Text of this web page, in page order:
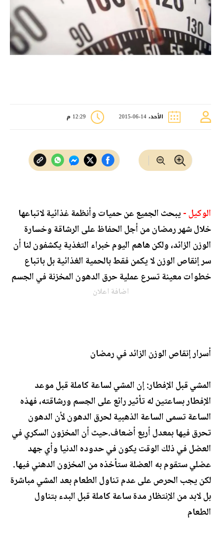
الأحد، 14-06-2015 12:29 م
الوكيل -يبحث الجميع عن حميات وأنظمة غذائية لاتباعها
خلال شهر رمضان من أجل الحفاظ على الرشاقة وخسارة
الوزن الزائد، ولكن هاهم اليوم خبراء التغذية يكشفون لنا أن
سر إنقاص الوزن لا يكمن فقط بالحمية الغذائية بل باتباع
خطوات معينة تسرع عملية حرق الدهون المخزنة في الجسم
اضافة اعلان
أسرار إنقاص الوزن الزائد في رمضان
المشي قبل الإفطار: إن المشي لساعة كاملة قبل موعد
الإفطار بساعتين له تأثير رائع على الجسم ورشاقته، فهذه
الساعة تسمى الساعة الذهبية لحرق الدهون لأن الدهون
تحرق فيها بمعدل أربع أضعاف.حيث أن المخزون السكري في
العضل في ذلك الوقت يكون في حدوده الدنيا وأي جهد
عضلي ستقوم به العضلة ستأخذه من المخزون الدهني فيها.
لكن يجب الحرص على عدم تناول الطعام بعد المشي مباشرة
بل لابد من الإنتظار مدة ساعة كاملة قبل البدء بتناول
الطعام